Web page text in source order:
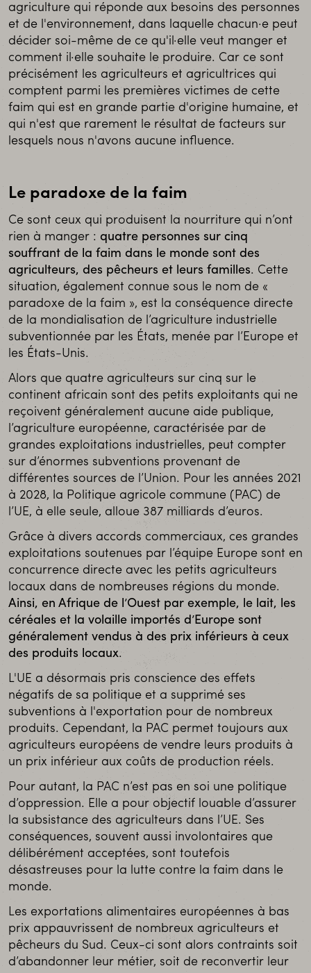
agriculture qui réponde aux besoins des personnes
et de l'environnement, dans laquelle chacun·e peut
décider soi-même de ce qu'il·elle veut manger et
comment il·elle souhaite le produire. Car ce sont
précisément les agriculteurs et agricultrices qui
comptent parmi les premières victimes de cette
faim qui est en grande partie d'origine humaine, et
qui n'est que rarement le résultat de facteurs sur
lesquels nous n'avons aucune influence.
Le paradoxe de la faim
Ce sont ceux qui produisent la nourriture qui n’ont
rien à manger : quatre personnes sur cinq
souffrant de la faim dans le monde sont des
agriculteurs, des pêcheurs et leurs familles. Cette
situation, également connue sous le nom de «
paradoxe de la faim », est la conséquence directe
de la mondialisation de l’agriculture industrielle
subventionnée par les États, menée par l’Europe et
les États-Unis.
Alors que quatre agriculteurs sur cinq sur le
continent africain sont des petits exploitants qui ne
reçoivent généralement aucune aide publique,
l’agriculture européenne, caractérisée par de
grandes exploitations industrielles, peut compter
sur d’énormes subventions provenant de
différentes sources de l’Union. Pour les années 2021
à 2028, la Politique agricole commune (PAC) de
l’UE, à elle seule, alloue 387 milliards d’euros.
Grâce à divers accords commerciaux, ces grandes
exploitations soutenues par l’équipe Europe sont en
concurrence directe avec les petits agriculteurs
locaux dans de nombreuses régions du monde.
Ainsi, en Afrique de l’Ouest par exemple, le lait, les
céréales et la volaille importés d’Europe sont
généralement vendus à des prix inférieurs à ceux
des produits locaux.
L'UE a désormais pris conscience des effets
négatifs de sa politique et a supprimé ses
subventions à l'exportation pour de nombreux
produits. Cependant, la PAC permet toujours aux
agriculteurs européens de vendre leurs produits à
un prix inférieur aux coûts de production réels.
Pour autant, la PAC n’est pas en soi une politique
d’oppression. Elle a pour objectif louable d’assurer
la subsistance des agriculteurs dans l’UE. Ses
conséquences, souvent aussi involontaires que
délibérément acceptées, sont toutefois
désastreuses pour la lutte contre la faim dans le
monde.
Les exportations alimentaires européennes à bas
prix appauvrissent de nombreux agriculteurs et
pêcheurs du Sud. Ceux-ci sont alors contraints soit
d’abandonner leur métier, soit de reconvertir leur